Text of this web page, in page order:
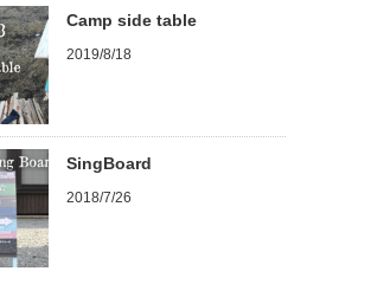
Camp side table
2019/8/18
SingBoard
2018/7/26